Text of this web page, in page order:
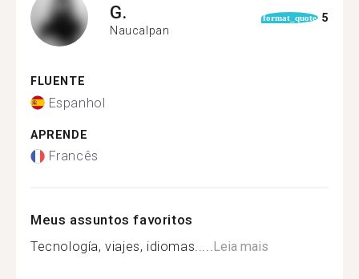
G.
Naucalpan
format_quote 5
FLUENTE
Espanhol
APRENDE
Francês
Meus assuntos favoritos
Tecnología, viajes, idiomas.....Leia mais